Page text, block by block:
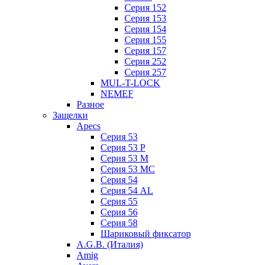
Серия 152
Серия 153
Серия 154
Серия 155
Серия 157
Серия 252
Серия 257
MUL-T-LOCK
NEMEF
Разное
Защелки
Apecs
Серия 53
Серия 53 P
Серия 53 М
Серия 53 МC
Серия 54
Серия 54 AL
Серия 55
Серия 56
Серия 58
Шариковый фиксатор
A.G.B. (Италия)
Amig